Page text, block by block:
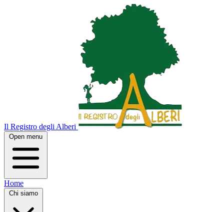
Il Registro degli Alberi
Open menu
Home
Chi siamo